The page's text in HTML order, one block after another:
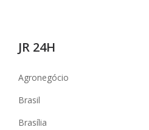
JR 24H
Agronegócio
Brasil
Brasília